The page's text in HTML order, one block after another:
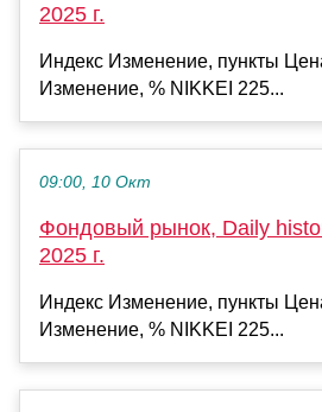
2025 г.
Индекс Изменение, пункты
Изменение, % NIKKEI 225...
09:00, 10 Окт
Фондовый рынок, Daily
2025 г.
Индекс Изменение, пункты
Изменение, % NIKKEI 225...